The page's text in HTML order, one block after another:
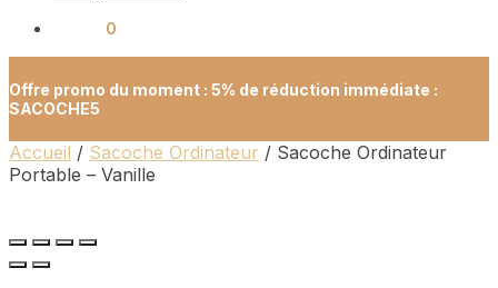
0
Offre promo du moment : 5% de réduction immédiate :
SACOCHE5
Accueil / Sacoche Ordinateur / Sacoche Ordinateur
Portable – Vanille